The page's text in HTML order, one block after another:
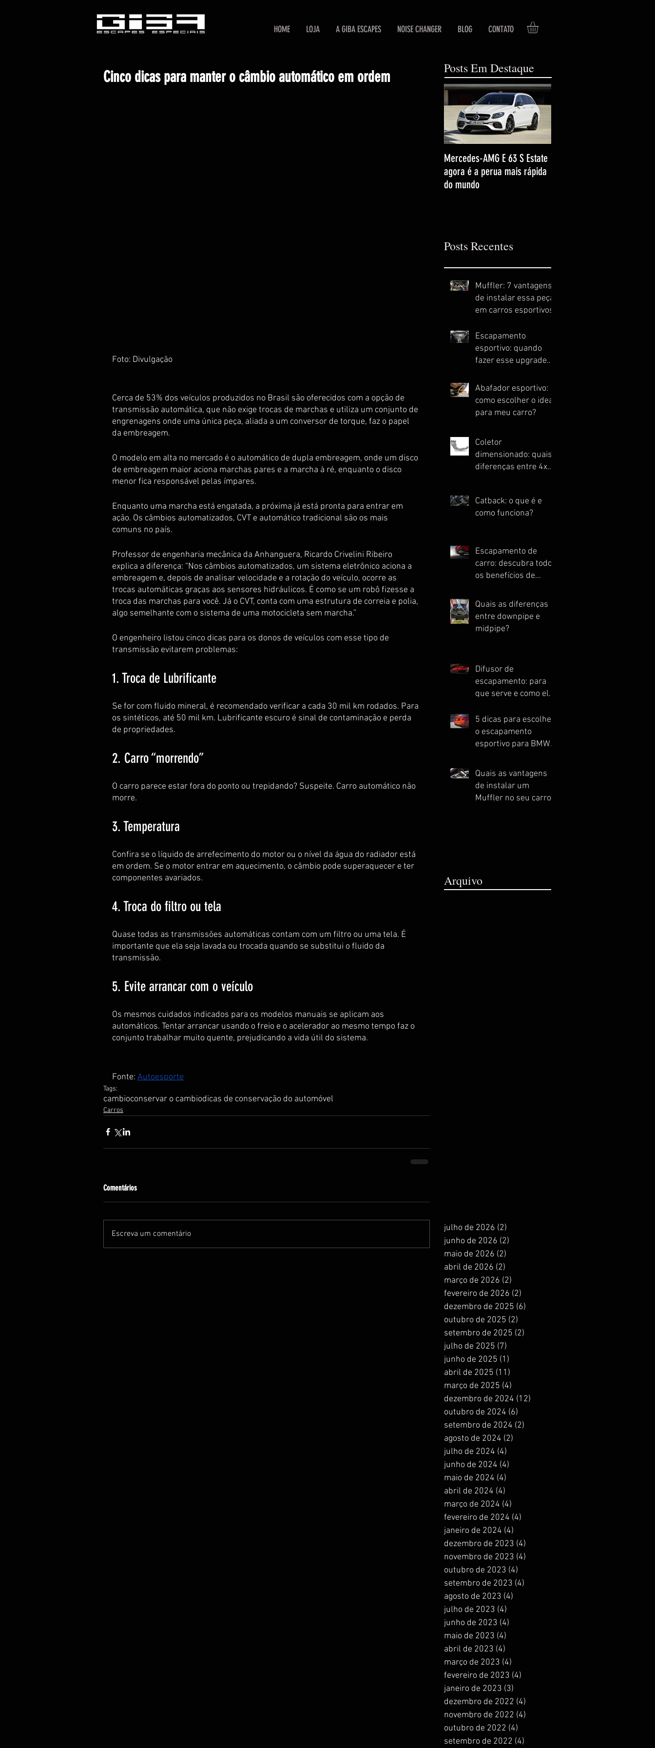
HOME LOJA A GIBA ESCAPES NOISE CHANGER BLOG CONTATO
Cinco dicas para manter o câmbio automático em ordem
Foto: Divulgação
Cerca de 53% dos veículos produzidos no Brasil são oferecidos com a opção de
transmissão automática, que não exige trocas de marchas e utiliza um conjunto de
engrenagens onde uma única peça, aliada a um conversor de torque, faz o papel
da embreagem.
O modelo em alta no mercado é o automático de dupla embreagem, onde um disco
de embreagem maior aciona marchas pares e a marcha à ré, enquanto o disco
menor fica responsável pelas ímpares.
Enquanto uma marcha está engatada, a próxima já está pronta para entrar em
ação. Os câmbios automatizados, CVT e automático tradicional são os mais
comuns no país.
Professor de engenharia mecânica da Anhanguera, Ricardo Crivelini Ribeiro
explica a diferença: “Nos câmbios automatizados, um sistema eletrônico aciona a
embreagem e, depois de analisar velocidade e a rotação do veículo, ocorre as
trocas automáticas graças aos sensores hidráulicos. É como se um robô fizesse a
troca das marchas para você. Já o CVT, conta com uma estrutura de correia e polia,
algo semelhante com o sistema de uma motocicleta sem marcha.”
O engenheiro listou cinco dicas para os donos de veículos com esse tipo de
transmissão evitarem problemas:
1. Troca de Lubrificante
Se for com fluido mineral, é recomendado verificar a cada 30 mil km rodados. Para
os sintéticos, até 50 mil km. Lubrificante escuro é sinal de contaminação e perda
de propriedades.
2. Carro “morrendo”
O carro parece estar fora do ponto ou trepidando? Suspeite. Carro automático não
morre.
3. Temperatura
Confira se o líquido de arrefecimento do motor ou o nível da água do radiador está
em ordem. Se o motor entrar em aquecimento, o câmbio pode superaquecer e ter
componentes avariados.
4. Troca do filtro ou tela
Quase todas as transmissões automáticas contam com um filtro ou uma tela. É
importante que ela seja lavada ou trocada quando se substitui o fluido da
transmissão.
5. Evite arrancar com o veículo
Os mesmos cuidados indicados para os modelos manuais se aplicam aos
automáticos. Tentar arrancar usando o freio e o acelerador ao mesmo tempo faz o
conjunto trabalhar muito quente, prejudicando a vida útil do sistema.
Fonte: Autoesporte
Tags:
cambioconservar o cambiodicas de conservação do automóvel
Carros
Comentários
Escreva um comentário
Posts Em Destaque
Mercedes-AMG E 63 S Estate
agora é a perua mais rápida
do mundo
Posts Recentes
Muffler: 7 vantagens
de instalar essa peça
em carros esportivos
Escapamento
esportivo: quando
fazer esse upgrade
Abafador esportivo:
como escolher o ideal
para meu carro?
Coletor
dimensionado: quais
diferenças entre 4x1,
Catback: o que é e
como funciona?
Escapamento de
carro: descubra todos
os benefícios de
Quais as diferenças
entre downpipe e
midpipe?
Difusor de
escapamento: para
que serve e como ele
desempenho do seu
automóvel esportivo
5 dicas para escolher
o escapamento
esportivo para BMW
Quais as vantagens
de instalar um
Muffler no seu carro
Arquivo
julho de 2026 (2)
junho de 2026 (2)
maio de 2026 (2)
abril de 2026 (2)
março de 2026 (2)
fevereiro de 2026 (2)
dezembro de 2025 (6)
outubro de 2025 (2)
setembro de 2025 (2)
julho de 2025 (7)
junho de 2025 (1)
abril de 2025 (11)
março de 2025 (4)
dezembro de 2024 (12)
outubro de 2024 (6)
setembro de 2024 (2)
agosto de 2024 (2)
julho de 2024 (4)
junho de 2024 (4)
maio de 2024 (4)
abril de 2024 (4)
março de 2024 (4)
fevereiro de 2024 (4)
janeiro de 2024 (4)
dezembro de 2023 (4)
novembro de 2023 (4)
outubro de 2023 (4)
setembro de 2023 (4)
agosto de 2023 (4)
julho de 2023 (4)
junho de 2023 (4)
maio de 2023 (4)
abril de 2023 (4)
março de 2023 (4)
fevereiro de 2023 (4)
janeiro de 2023 (3)
dezembro de 2022 (4)
novembro de 2022 (4)
outubro de 2022 (4)
setembro de 2022 (4)